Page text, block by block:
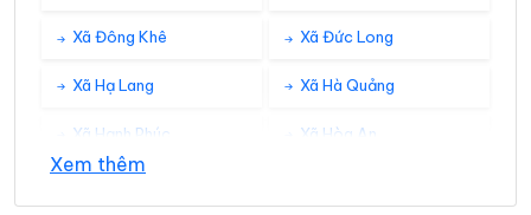
Xã Đông Khê Xã Đức Long
Xã Hạ Lang Xã Hà Quảng
Xã Hạnh Phúc Xã Hòa An
Xem thêm